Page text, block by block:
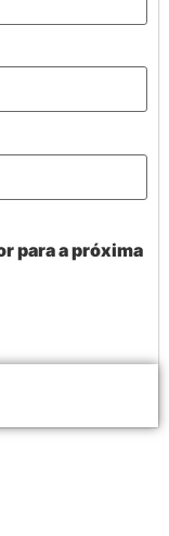
para a próxima